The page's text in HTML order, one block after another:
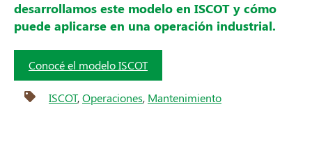
desarrollamos este modelo en ISCOT y cómo
puede aplicarse en una operación industrial.
Conocé el modelo ISCOT
ISCOT,Operaciones, Mantenimiento